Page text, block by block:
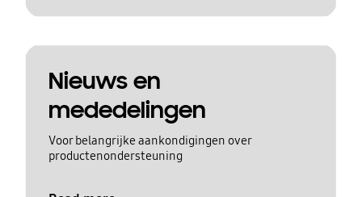
Nieuws en
mededelingen
Voor belangrijke aankondigingen over
productenondersteuning